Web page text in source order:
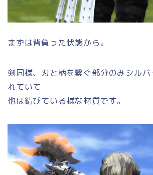
まずは背負った状態から。
剣同様、刃と柄を繋ぐ部分のみシル
れていて
他は錆びている様な材質です。